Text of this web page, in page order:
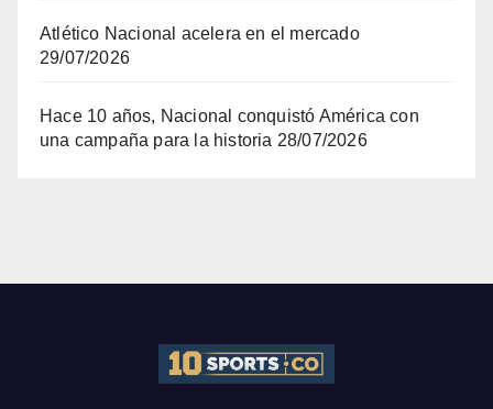
Atlético Nacional acelera en el mercado
29/07/2026
Hace 10 años, Nacional conquistó América con
una campaña para la historia 28/07/2026